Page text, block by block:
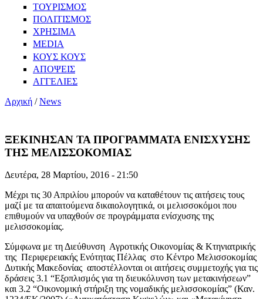
ΤΟΥΡΙΣΜΟΣ
ΠΟΛΙΤΙΣΜΟΣ
ΧΡΗΣΙΜΑ
MEDIA
ΚΟΥΣ ΚΟΥΣ
ΑΠΟΨΕΙΣ
ΑΓΓΕΛΙΕΣ
Αρχική /News
ΞΕΚΙΝΗΣΑΝ ΤΑ ΠΡΟΓΡΑΜΜΑΤΑ ΕΝΙΣΧΥΣΗΣ
ΤΗΣ ΜΕΛΙΣΣΟΚΟΜΙΑΣ
Δευτέρα, 28 Μαρτίου, 2016 - 21:50
Μέχρι τις 30 Απριλίου μπορούν να καταθέτουν τις αιτήσεις τους
μαζί με τα απαιτούμενα δικαιολογητικά, οι μελισσοκόμοι που
επιθυμούν να υπαχθούν σε προγράμματα ενίσχυσης της
μελισσοκομίας.
Σύμφωνα με τη Διεύθυνση Αγροτικής Οικονομίας & Κτηνιατρικής
της Περιφερειακής Ενότητας Πέλλας στο Κέντρο Μελισσοκομίας
Δυτικής Μακεδονίας αποστέλλονται οι αιτήσεις συμμετοχής για τις
δράσεις 3.1 “Εξοπλισμός για τη διευκόλυνση των μετακινήσεων”
και 3.2 “Οικονομική στήριξη της νομαδικής μελισσοκομίας” (Καν.